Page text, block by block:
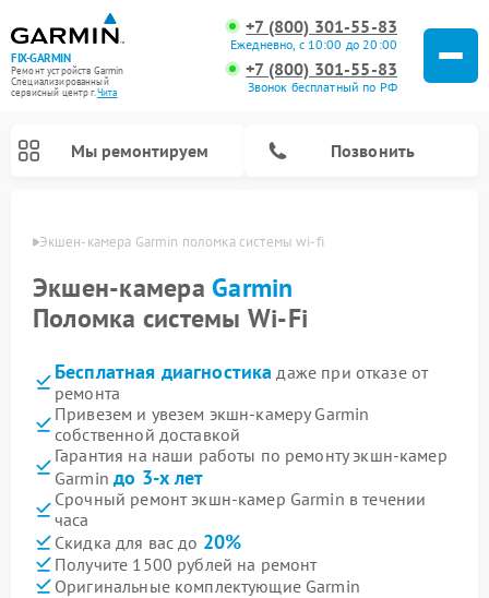
FIX-GARMIN
Ремонт устройств Garmin
Специализированный
cервисный центр г.Чита
+7 (800) 301-55-83
Ежедневно, с 10:00 до 20:00
+7 (800) 301-55-83
Звонок бесплатный по РФ
Мы ремонтируем Позвонить
Экшен-камера Garmin поломка системы wi-fi
Экшен-камера Garmin
Поломка системы Wi-Fi
Бесплатная диагностика даже при отказе от
ремонта
Привезем и увезем экшн-камеру Garmin
собственной доставкой
Гарантия на наши работы по ремонту экшн-камер
Garminдо 3-х лет
Срочный ремонт экшн-камер Garmin в течении
часа
Скидка для вас до 20%
Получите 1500 рублей на ремонт
Оригинальные комплектующие Garmin